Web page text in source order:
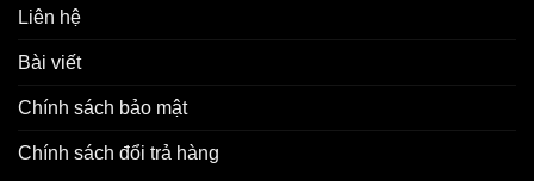
Liên hệ
Bài viết
Chính sách bảo mật
Chính sách đổi trả hàng